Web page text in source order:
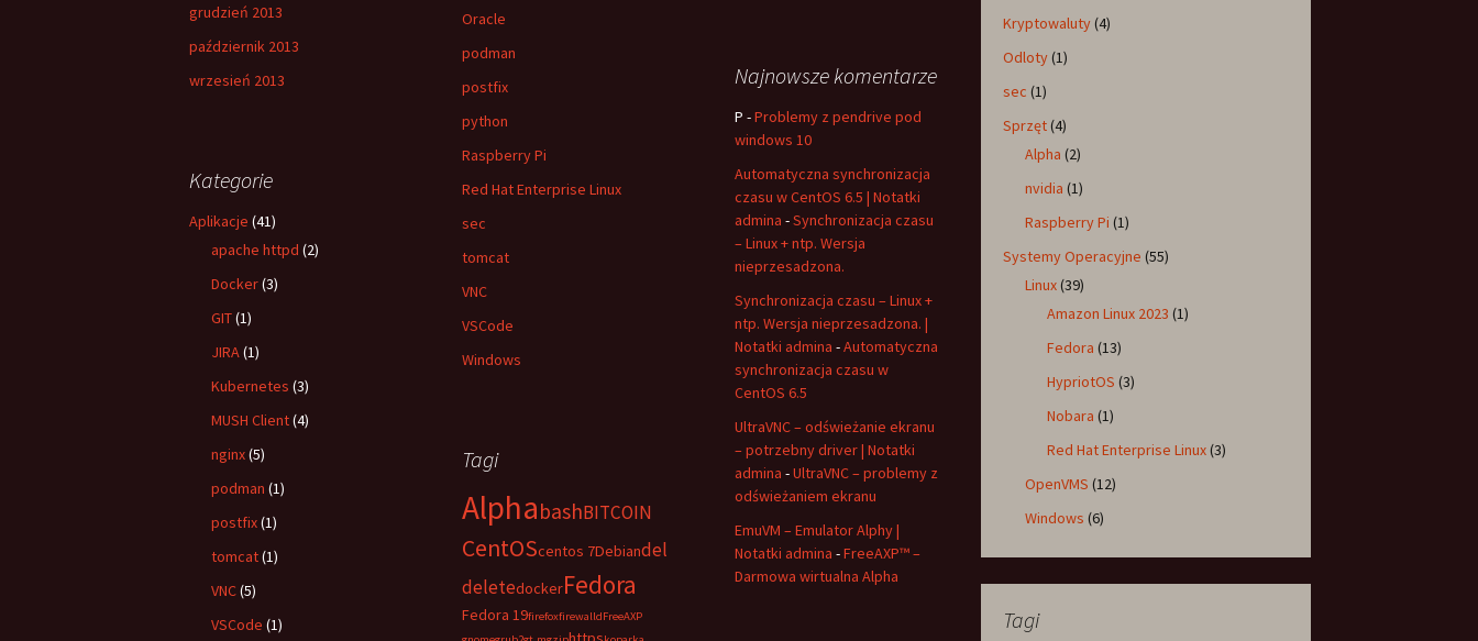
Kryptowaluty(4)
Odloty(1)
sec (1)
Sprzęt(4)
Alpha (2)
nvidia (1)
Raspberry Pi (1)
Systemy Operacyjne (55)
Linux(39)
Amazon Linux 2023 (1)
Fedora (13)
HypriotOS (3)
Nobara (1)
Red Hat Enterprise Linux(3)
OpenVMS (12)
Windows (6)
Tagi
grudzień 2013
październik 2013
wrzesień 2013
Oracle
podman
postfix
python
Raspberry Pi
Red Hat Enterprise Linux
sec
tomcat
VNC
VSCode
Windows
Najnowsze komentarze
P -Problemy z pendrive pod
windows 10
Automatyczna synchronizacja
czasu w CentOS 6.5 | Notatki
admina -Synchronizacja czasu
– Linux + ntp. Wersja
nieprzesadzona.
Synchronizacja czasu – Linux +
ntp. Wersja nieprzesadzona. |
Notatki admina -Automatyczna
synchronizacja czasu w
CentOS 6.5
UltraVNC – odświeżanie ekranu
– potrzebny driver | Notatki
admina -UltraVNC – problemy z
odświeżaniem ekranu
EmuVM – Emulator Alphy |
Notatki admina -FreeAXP™ –
Darmowa wirtualna Alpha
Kategorie
Aplikacje (41)
apache httpd (2)
Docker(3)
GIT(1)
JIRA(1)
Kubernetes (3)
MUSH Client(4)
nginx(5)
podman (1)
postfix(1)
tomcat(1)
VNC(5)
VSCode (1)
Tagi
AlphabashBITCOIN
CentOScentos 7Debiandel
deletedockerFedora
Fedora 19firefoxfirewalldFreeAXP